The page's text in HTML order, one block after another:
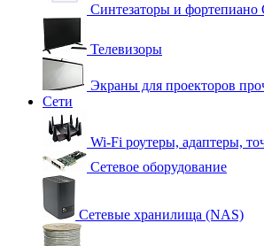
Синтезаторы и фортепиано
Телевизоры
Экраны для проекторов
Сети
Wi-Fi роутеры, адаптеры,
Сетевое оборудование
Сетевые хранилища (NAS)